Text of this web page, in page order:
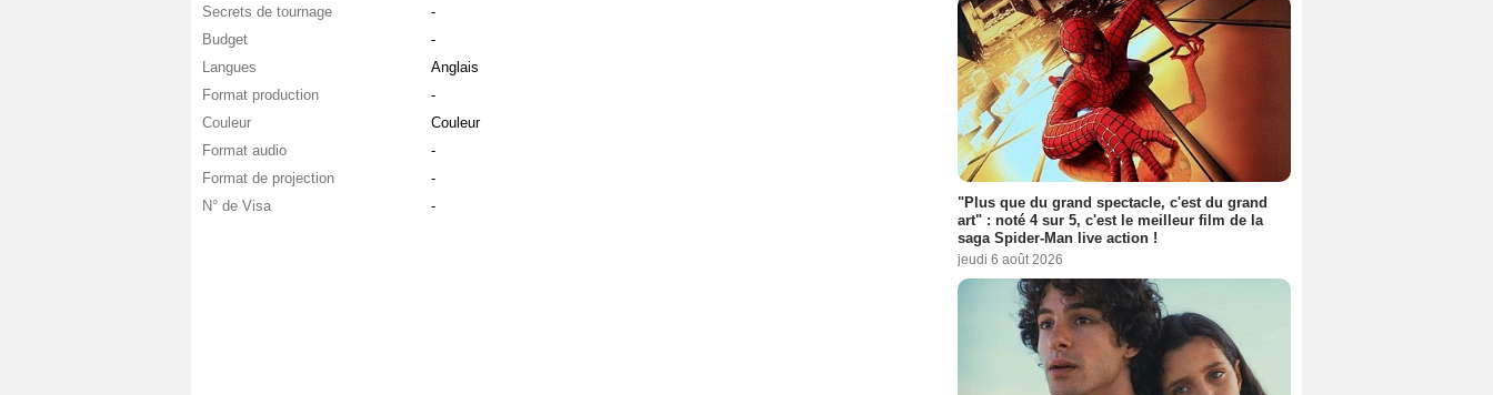
Secrets de tournage
-
Budget
-
Langues
Anglais
Format production
-
Couleur
Couleur
Format audio
-
Format de projection
-
N° de Visa
-
"Plus que du grand spectacle, c'est du grand
art" : noté 4 sur 5, c'est le meilleur film de la
saga Spider-Man live action !
jeudi 6 août 2026